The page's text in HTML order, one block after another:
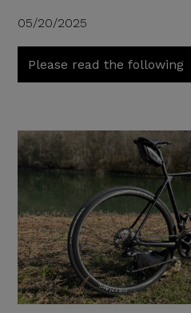
05/20/2025
Please read the following